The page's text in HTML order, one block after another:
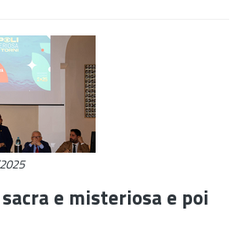
e misteriosa e poi